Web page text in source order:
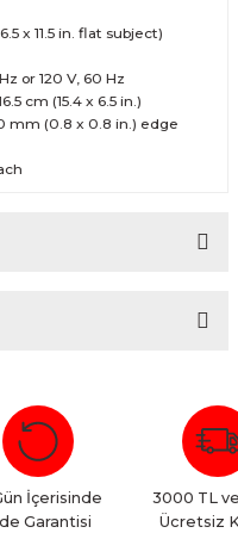
x 11.5 in. flat subject)
or 120 V, 60 Hz
cm (15.4 x 6.5 in.)
mm (0.8 x 0.8 in.) edge
siz yapın!
İçerisinde
Garantisi
3000 TL
Ücretsiz